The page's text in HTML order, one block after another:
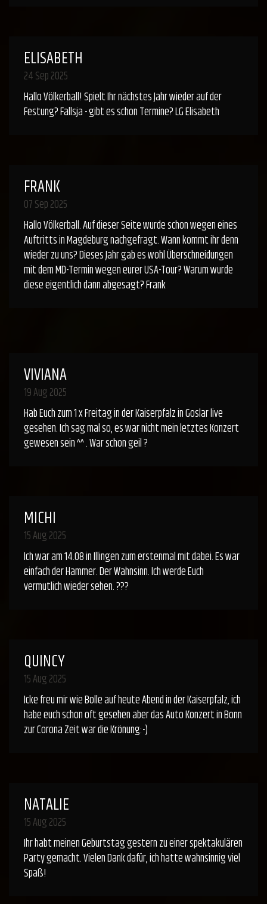
ELISABETH
24 Sep 2025
Hallo Völkerball! Spielt Ihr nächstes Jahr wieder auf der
Festung? Fallsja - gibt es schon Termine? LG Elisabeth
FRANK
07 Sep 2025
Hallo Völkerball. Auf dieser Seite wurde schon wegen eines
Auftritts in Magdeburg nachgefragt. Wann kommt ihr denn
wieder zu uns? Dieses Jahr gab es wohl Überschneidungen
mit dem MD-Termin wegen eurer USA-Tour? Warum wurde
diese eigentlich dann abgesagt? Frank
VIVIANA
19 Aug 2025
Hab Euch zum 1 x Freitag in der Kaiserpfalz in Goslar live
gesehen. Ich sag mal so, es war nicht mein letztes Konzert
gewesen sein ^^ . War schon geil ?
MICHI
15 Aug 2025
Ich war am 14.08 in Illingen zum erstenmal mit dabei. Es war
einfach der Hammer. Der Wahnsinn. Ich werde Euch
vermutlich wieder sehen. ???
QUINCY
15 Aug 2025
Icke freu mir wie Bolle auf heute Abend in der Kaiserpfalz, ich
habe euch schon oft gesehen aber das Auto Konzert in Bonn
zur Corona Zeit war die Krönung:-)
NATALIE
15 Aug 2025
Ihr habt meinen Geburtstag gestern zu einer spektakulären
Party gemacht. Vielen Dank dafür, ich hatte wahnsinnig viel
Spaß!